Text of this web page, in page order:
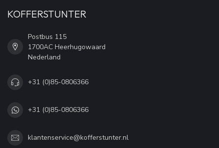
KOFFERSTUNTER
Postbus 115
1700AC Heerhugowaard
Nederland
+31 (0)85-0806366
+31 (0)85-0806366
klantenservice@kofferstunter.nl